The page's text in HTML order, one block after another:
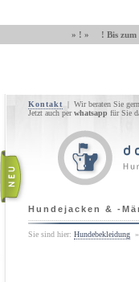
» ! » ! Bis zum
Kontakt | Wir beraten Sie
Jetzt auch perwhatsapp für Sie
Hundejacken & -
Sie sind hier: Hundebekleidung »